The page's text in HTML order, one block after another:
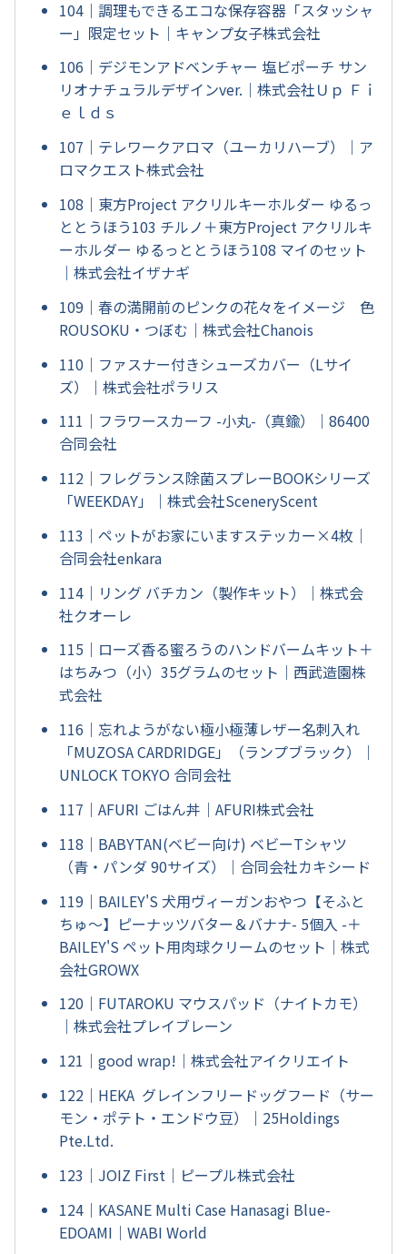
104｜調理もできるエコな保存容器「スタッシャ
ー」限定セット｜キャンプ女子株式会社
106｜デジモンアドベンチャー 塩ビポーチ サン
リオナチュラルデザインver.｜株式会社Ｕｐ Ｆｉ
ｅｌｄｓ
107｜テレワークアロマ（ユーカリハーブ）｜ア
ロマクエスト株式会社
108｜東方Project アクリルキーホルダー ゆるっ
ととうほう103 チルノ＋東方Project アクリルキ
ーホルダー ゆるっととうほう108 マイのセット
｜株式会社イザナギ
109｜春の満開前のピンクの花々をイメージ 色
ROUSOKU・つぼむ｜株式会社Chanois
110｜ファスナー付きシューズカバー（Lサイ
ズ）｜株式会社ポラリス
111｜フラワースカーフ -小丸-（真鍮）｜86400
合同会社
112｜フレグランス除菌スプレーBOOKシリーズ
「WEEKDAY」｜株式会社SceneryScent
113｜ペットがお家にいますステッカー×4枚｜
合同会社enkara
114｜リング バチカン（製作キット）｜株式会
社クオーレ
115｜ローズ香る蜜ろうのハンドバームキット＋
はちみつ（小）35グラムのセット｜西武造園株
式会社
116｜忘れようがない極小極薄レザー名刺入れ
「MUZOSA CARDRIDGE」（ランプブラック）｜
UNLOCK TOKYO 合同会社
117｜AFURI ごはん丼｜AFURI株式会社
118｜BABYTAN(ベビー向け) ベビーTシャツ
（青・パンダ 90サイズ）｜合同会社カキシード
119｜BAILEY'S 犬用ヴィーガンおやつ【そふと
ちゅ～】ピーナッツバター＆バナナ- 5個入 -＋
BAILEY'S ペット用肉球クリームのセット｜株式
会社GROWX
120｜FUTAROKU マウスパッド（ナイトカモ）
｜株式会社プレイブレーン
121｜good wrap!｜株式会社アイクリエイト
122｜HEKA グレインフリードッグフード（サー
モン・ポテト・エンドウ豆）｜25Holdings
Pte.Ltd.
123｜JOIZ First｜ピープル株式会社
124｜KASANE Multi Case Hanasagi Blue-
EDOAMI｜WABI World